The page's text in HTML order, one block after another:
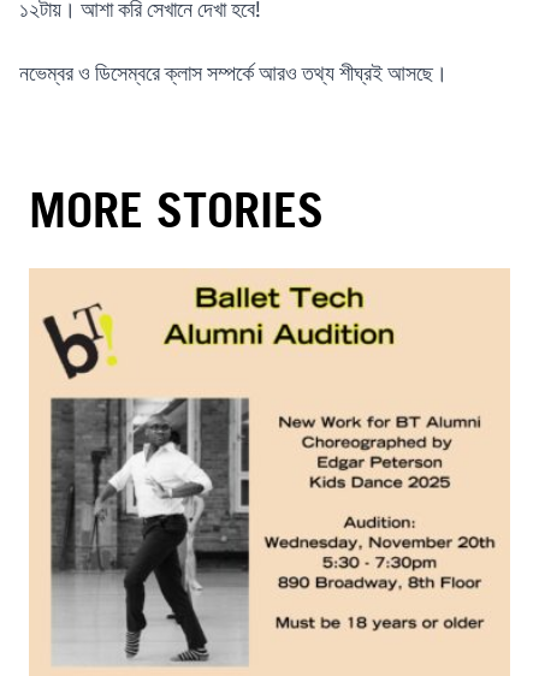
১২টায়। আশা করি সেখানে দেখা হবে!
নভেম্বর ও ডিসেম্বরে ক্লাস সম্পর্কে আরও তথ্য শীঘ্রই আসছে।
MORE STORIES